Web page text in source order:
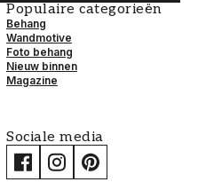
Populaire categorieën
Behang
Wandmotive
Foto behang
Nieuw binnen
Magazine
Sociale media